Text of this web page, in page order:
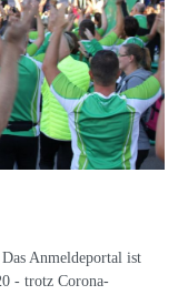
Anmeldeportal ist
- trotz Corona-